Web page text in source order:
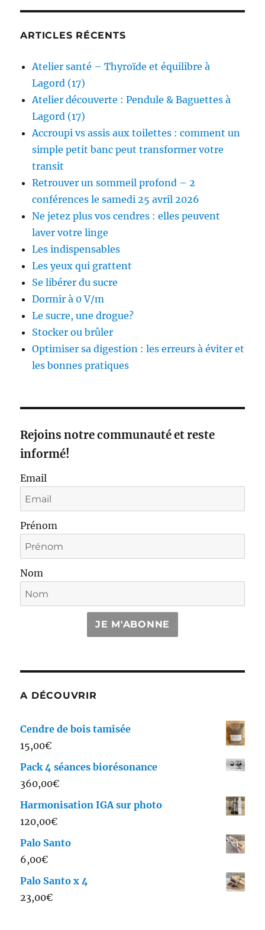
ARTICLES RÉCENTS
Atelier santé – Thyroïde et équilibre à
Lagord (17)
Atelier découverte : Pendule & Baguettes à
Lagord (17)
Accroupi vs assis aux toilettes : comment un
simple petit banc peut transformer votre
transit
Retrouver un sommeil profond – 2
conférences le samedi 25 avril 2026
Ne jetez plus vos cendres : elles peuvent
laver votre linge
Les indispensables
Les yeux qui grattent
Se libérer du sucre
Dormir à 0 V/m
Le sucre, une drogue?
Stocker ou brûler
Optimiser sa digestion : les erreurs à éviter et
les bonnes pratiques
Rejoins notre communauté et reste
informé!
Email
Prénom
Nom
JE M'ABONNE
A DÉCOUVRIR
Cendre de bois tamisée
15,00€
Pack 4 séances biorésonance
360,00€
Harmonisation IGA sur photo
120,00€
Palo Santo
6,00€
Palo Santo x 4
23,00€